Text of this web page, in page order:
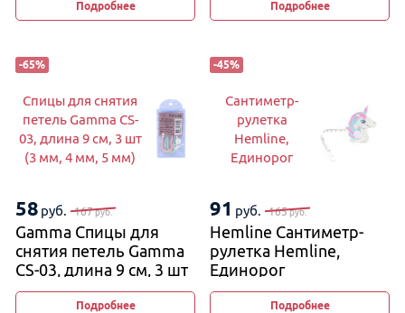
Подробнее Подробнее
-65%
Спицы для снятия
петель Gamma CS-
03, длина 9 см, 3 шт
(3 мм, 4 мм, 5 мм)
58 руб. 167руб.
Gamma Спицы для
снятия петель Gamma
CS-03, длина 9 см, 3 шт
(3 мм, 4 мм, 5 мм)
Подробнее
-45%
Сантиметр-
рулетка
Hemline,
Единорог
91 руб. 165руб.
Hemline Сантиметр-
рулетка Hemline,
Единорог
Подробнее